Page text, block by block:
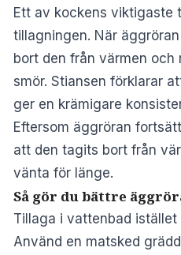
Ett av kockens viktigaste
tillagningen. När
bort den från värmen
smör. Stiansen förklarar
ger en krämigare
Eftersom äggröran
att den tagits bort från
vänta för länge.
Så gör du bättre
Tillaga i vattenbad istället
Använd en matsked